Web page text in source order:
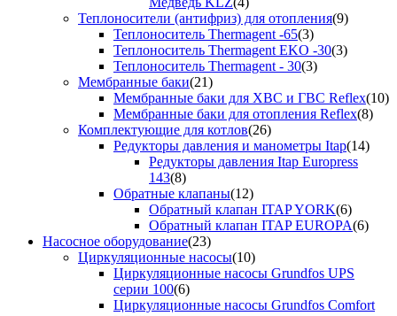
Теплоносители (антифриз) для отопления(9)
Теплоноситель Thermagent -65(3)
Теплоноситель Thermagent EKO -30(3)
Теплоноситель Thermagent - 30(3)
Мембранные баки(21)
Мембранные баки для ХВС и ГВС Reflex(10)
Мембранные баки для отопления Reflex(8)
Комплектующие для котлов(26)
Редукторы давления и манометры Itap(14)
Редукторы давления Itap Europress
143(8)
Обратные клапаны(12)
Обратный клапан ITAP YORK(6)
Обратный клапан ITAP EUROPA(6)
Насосное оборудование(23)
Циркуляционные насосы(10)
Циркуляционные насосы Grundfos UPS
серии 100(6)
Циркуляционные насосы Grundfos Comfort